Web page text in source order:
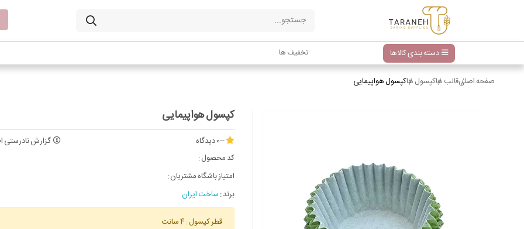
دسته بندی کالاها تخفیف ها
صفحه اصلیقالب هاکپسول هاکپسول هواپیمایی
کپسول هواپیمایی
--0 دیدگاه
گزارش نادرستی
کد محصول :
امتیاز باشگاه مشتریان :
برند :ساخت ایران
قطر کپسول : 4 سانت